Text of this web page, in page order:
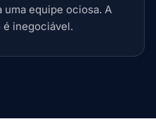
uma equipe ociosa. A
é inegociável.